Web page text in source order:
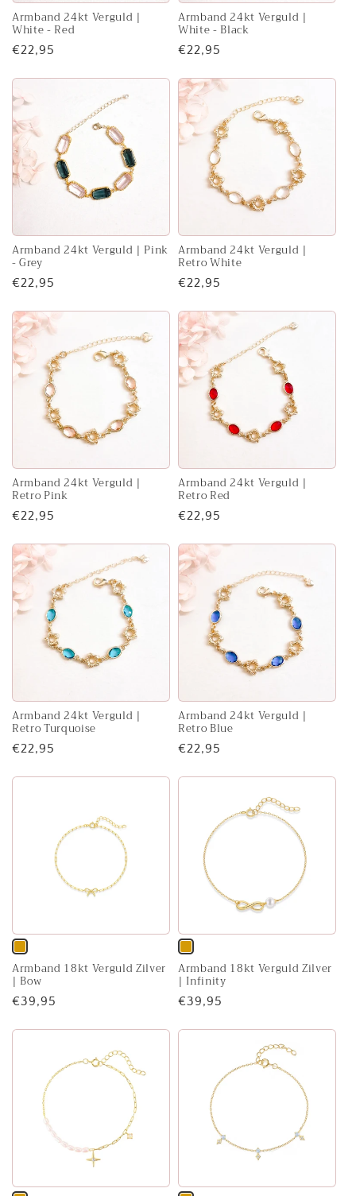
Armband 24kt Verguld |
White - Red
Normale
€22,95
Armband 24kt Verguld |
White - Black
Normale
€22,95
Armband 24kt Verguld | Pink
- Grey
Normale
€22,95
Armband 24kt Verguld |
Retro White
Normale
€22,95
Armband 24kt Verguld |
Retro Pink
Normale
€22,95
Armband 24kt Verguld |
Retro Red
Normale
€22,95
Armband 24kt Verguld |
Retro Turquoise
Normale
€22,95
Armband 24kt Verguld |
Retro Blue
Normale
€22,95
Variant
uitverkocht
beschikbaar
Armband 18kt Verguld Zilver
| Bow
Normale
€39,95
Variant
uitverkocht
beschikbaar
Armband 18kt Verguld Zilver
| Infinity
Normale
€39,95